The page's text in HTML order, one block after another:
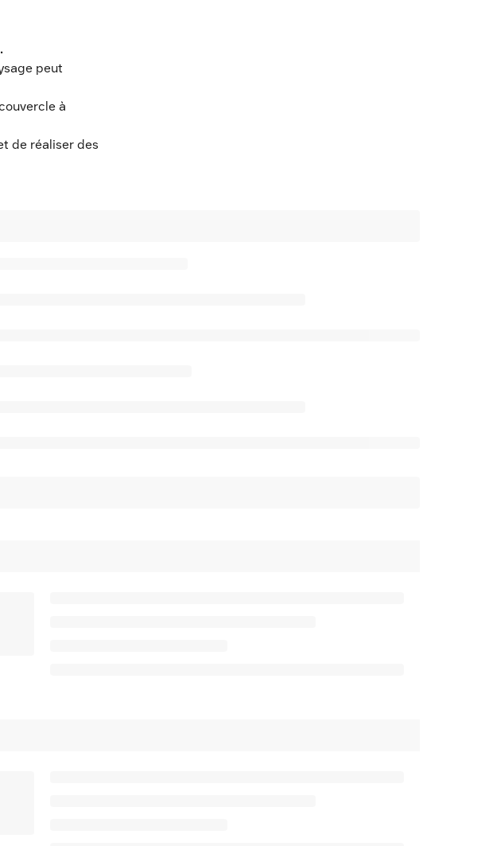
peut
à
de réaliser des